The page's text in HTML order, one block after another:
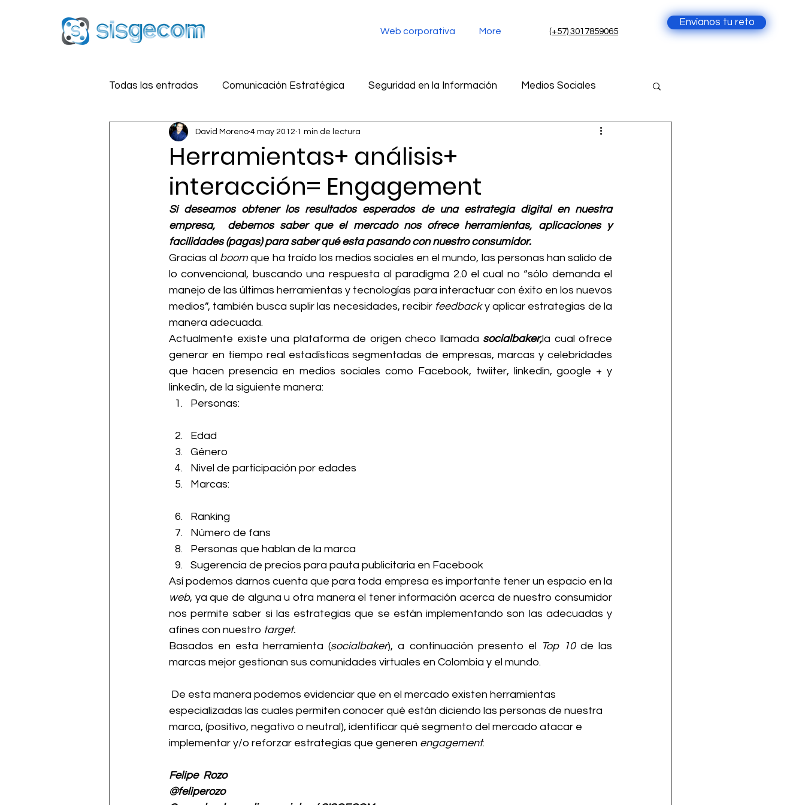
Web corporativa More (+57) 3017859065
Envíanos tu reto
Todas las entradas Comunicación Estratégica Seguridad en la Información Medios Sociales
Reputación Digital Estrategia digital Monitoreo de redes sociales
Medios Sociales Seguridad en la información Marketing Inteligencia Artificial
Herramientas+ análisis+
interacción= Engagement
David Moreno 4 may 2012 1 min de lectura
Si deseamos obtener los resultados esperados de una estrategia digital en nuestra
empresa,  debemos saber que el mercado nos ofrece herramientas, aplicaciones y
facilidades (pagas) para saber qué esta pasando con nuestro consumidor.
Gracias al boom que ha traído los medios sociales en el mundo, las personas han salido de
lo convencional, buscando una respuesta al paradigma 2.0 el cual no “sólo demanda el
manejo de las últimas herramientas y tecnologías para interactuar con éxito en los nuevos
medios”, también busca suplir las necesidades, recibir feedback y aplicar estrategias de la
manera adecuada.
Actualmente existe una plataforma de origen checo llamada socialbaker,la cual ofrece
generar en tiempo real estadísticas segmentadas de empresas, marcas y celebridades
que hacen presencia en medios sociales como Facebook, twiiter, linkedin, google + y
linkedin, de la siguiente manera:
Personas:
Edad
Género
Nivel de participación por edades
Marcas:
Ranking
Número de fans
Personas que hablan de la marca
Sugerencia de precios para pauta publicitaria en Facebook
web, ya que de alguna u otra manera el tener información acerca de nuestro consumidor
nos permite saber si las estrategias que se están implementando son las adecuadas y
afines con nuestro target.
Basados en esta herramienta (socialbaker), a continuación presento el Top 10 de las
marcas mejor gestionan sus comunidades virtuales en Colombia y el mundo.
especializadas las cuales permiten conocer qué están diciendo las personas de nuestra
marca, (positivo, negativo o neutral), identificar qué segmento del mercado atacar e
implementar y/o reforzar estrategias que generen engagement.
Felipe  Rozo
@feliperozo